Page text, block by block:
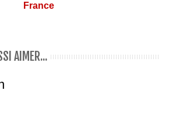
un cordon en coton ciré noir.
France
AIMER...